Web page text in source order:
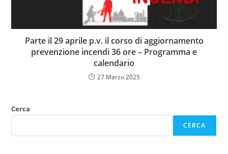
Parte il 29 aprile p.v. il corso di aggiornamento
prevenzione incendi 36 ore – Programma e
calendario
27 Marzo 2025
Cerca
CERCA